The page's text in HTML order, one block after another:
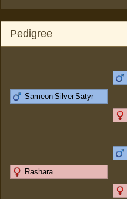
Pedigree
Sameon Silver Satyr
Rashara